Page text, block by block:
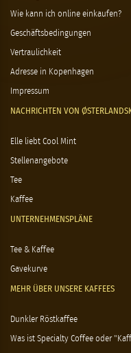
Wie kann ich online einkaufen?
Geschäftsbedingungen
Vertraulichkeit
Adresse in Kopenhagen
Impressum
NACHRICHTEN VON
Elle liebt Cool Mint
Stellenangebote
Tee
Kaffee
UNTERNEHMENSPLÄNE
Tee & Kaffee
Gavekurve
MEHR ÜBER UNSERE KAFFEES
Dunkler Röstkaffee
Was ist Specialty Coffee oder